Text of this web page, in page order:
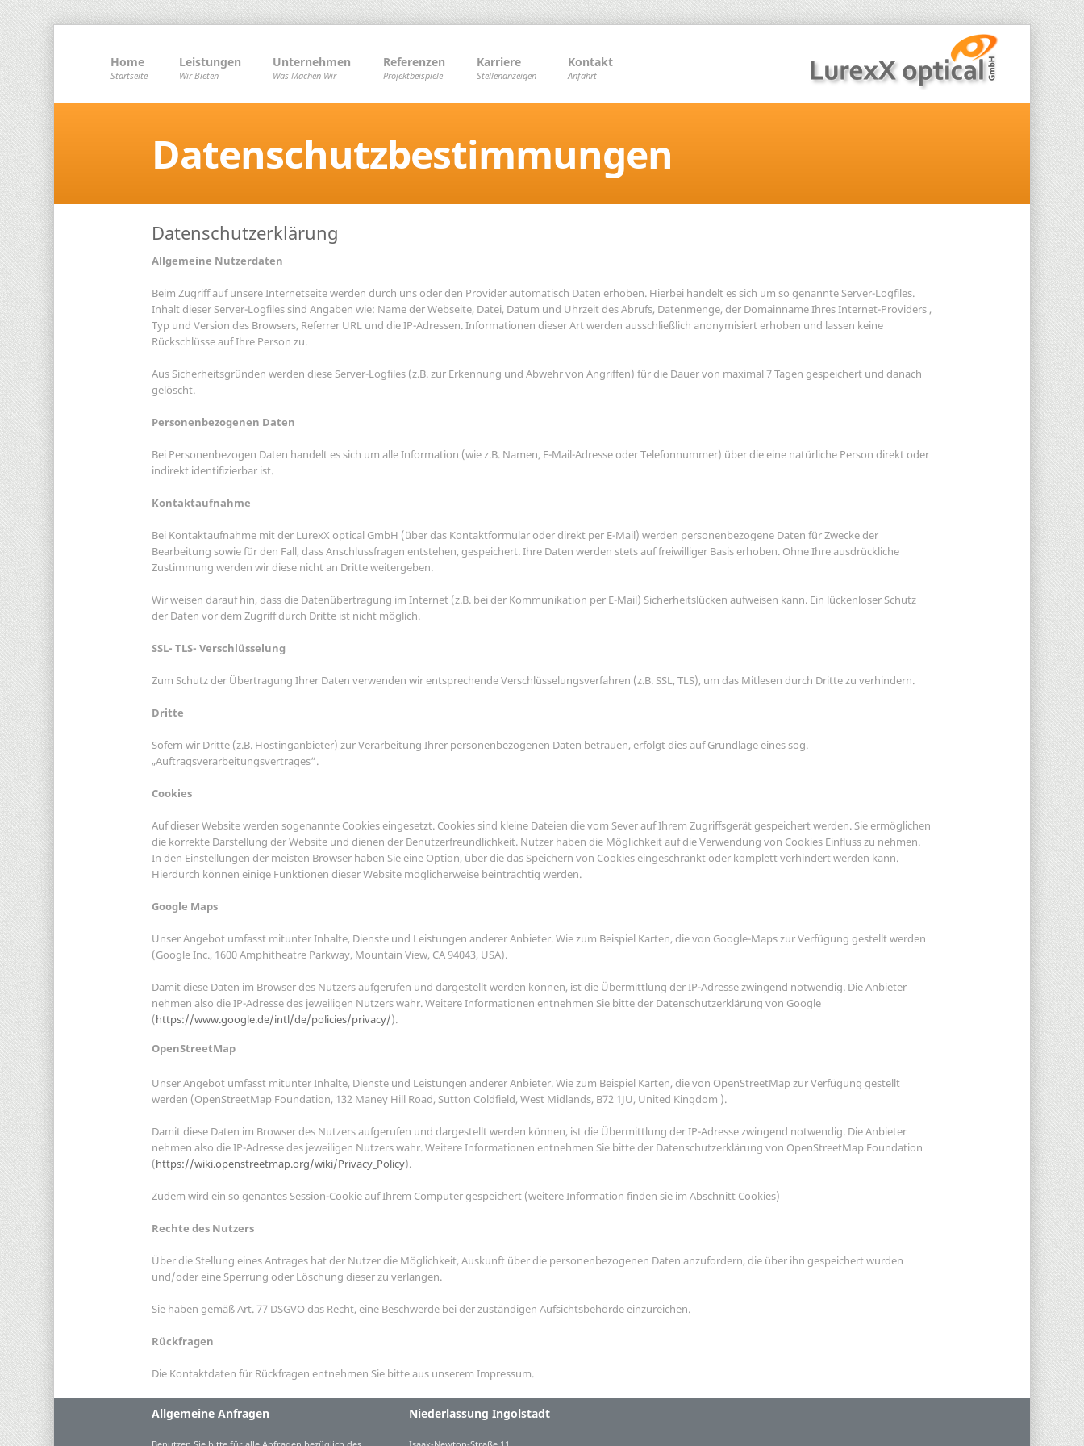
Home
Startseite
Leistungen
Wir Bieten
Unternehmen
Was Machen Wir
Referenzen
Projektbeispiele
Karriere
Stellenanzeigen
Kontakt
Anfahrt
Datenschutzbestimmungen
Datenschutzerklärung
Allgemeine Nutzerdaten
Beim Zugriff auf unsere Internetseite werden durch uns oder den Provider automatisch Daten erhoben. Hierbei handelt es sich um so genannte Server-Logfiles.
Inhalt dieser Server-Logfiles sind Angaben wie: Name der Webseite, Datei, Datum und Uhrzeit des Abrufs, Datenmenge, der Domainname Ihres Internet-Providers ,
Typ und Version des Browsers, Referrer URL und die IP-Adressen. Informationen dieser Art werden ausschließlich anonymisiert erhoben und lassen keine
Rückschlüsse auf Ihre Person zu.
Aus Sicherheitsgründen werden diese Server-Logfiles (z.B. zur Erkennung und Abwehr von Angriffen) für die Dauer von maximal 7 Tagen gespeichert und danach
gelöscht.
Personenbezogenen Daten
Bei Personenbezogen Daten handelt es sich um alle Information (wie z.B. Namen, E-Mail-Adresse oder Telefonnummer) über die eine natürliche Person direkt oder
indirekt identifizierbar ist.
Kontaktaufnahme
Bei Kontaktaufnahme mit der LurexX optical GmbH (über das Kontaktformular oder direkt per E-Mail) werden personenbezogene Daten für Zwecke der
Bearbeitung sowie für den Fall, dass Anschlussfragen entstehen, gespeichert. Ihre Daten werden stets auf freiwilliger Basis erhoben. Ohne Ihre ausdrückliche
Zustimmung werden wir diese nicht an Dritte weitergeben.
Wir weisen darauf hin, dass die Datenübertragung im Internet (z.B. bei der Kommunikation per E-Mail) Sicherheitslücken aufweisen kann. Ein lückenloser Schutz
der Daten vor dem Zugriff durch Dritte ist nicht möglich.
SSL- TLS- Verschlüsselung
Zum Schutz der Übertragung Ihrer Daten verwenden wir entsprechende Verschlüsselungsverfahren (z.B. SSL, TLS), um das Mitlesen durch Dritte zu verhindern.
Dritte
Sofern wir Dritte (z.B. Hostinganbieter) zur Verarbeitung Ihrer personenbezogenen Daten betrauen, erfolgt dies auf Grundlage eines sog.
„Auftragsverarbeitungsvertrages“.
Cookies
Auf dieser Website werden sogenannte Cookies eingesetzt. Cookies sind kleine Dateien die vom Sever auf Ihrem Zugriffsgerät gespeichert werden. Sie ermöglichen
die korrekte Darstellung der Website und dienen der Benutzerfreundlichkeit. Nutzer haben die Möglichkeit auf die Verwendung von Cookies Einfluss zu nehmen.
In den Einstellungen der meisten Browser haben Sie eine Option, über die das Speichern von Cookies eingeschränkt oder komplett verhindert werden kann.
Hierdurch können einige Funktionen dieser Website möglicherweise beinträchtig werden.
Google Maps
Unser Angebot umfasst mitunter Inhalte, Dienste und Leistungen anderer Anbieter. Wie zum Beispiel Karten, die von Google-Maps zur Verfügung gestellt werden
(Google Inc., 1600 Amphitheatre Parkway, Mountain View, CA 94043, USA).
Damit diese Daten im Browser des Nutzers aufgerufen und dargestellt werden können, ist die Übermittlung der IP-Adresse zwingend notwendig. Die Anbieter
nehmen also die IP-Adresse des jeweiligen Nutzers wahr. Weitere Informationen entnehmen Sie bitte der Datenschutzerklärung von Google
(https://www.google.de/intl/de/policies/privacy/).
OpenStreetMap
Unser Angebot umfasst mitunter Inhalte, Dienste und Leistungen anderer Anbieter. Wie zum Beispiel Karten, die von OpenStreetMap zur Verfügung gestellt
werden (OpenStreetMap Foundation, 132 Maney Hill Road, Sutton Coldfield, West Midlands, B72 1JU, United Kingdom ).
Damit diese Daten im Browser des Nutzers aufgerufen und dargestellt werden können, ist die Übermittlung der IP-Adresse zwingend notwendig. Die Anbieter
nehmen also die IP-Adresse des jeweiligen Nutzers wahr. Weitere Informationen entnehmen Sie bitte der Datenschutzerklärung von OpenStreetMap Foundation
(https://wiki.openstreetmap.org/wiki/Privacy_Policy).
Zudem wird ein so genantes Session-Cookie auf Ihrem Computer gespeichert (weitere Information finden sie im Abschnitt Cookies)
Rechte des Nutzers
Über die Stellung eines Antrages hat der Nutzer die Möglichkeit, Auskunft über die personenbezogenen Daten anzufordern, die über ihn gespeichert wurden
und/oder eine Sperrung oder Löschung dieser zu verlangen.
Sie haben gemäß Art. 77 DSGVO das Recht, eine Beschwerde bei der zuständigen Aufsichtsbehörde einzureichen.
Rückfragen
Die Kontaktdaten für Rückfragen entnehmen Sie bitte aus unserem Impressum.
Allgemeine Anfragen Niederlassung Ingolstadt